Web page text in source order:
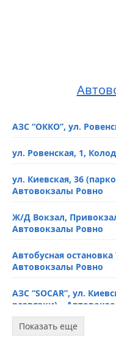
АЗС “ОККО”, ул.
ул. Ровенская, 1,
ул. Киевская, 36
Автовокзалы Ровно
Ж/Д Вокзал,
Автовокзалы Ровно
Автобусная остановка
Автовокзалы Ровно
АЗС “SOCAR”, ул.
развязки) –
Автобусная
Показать еще